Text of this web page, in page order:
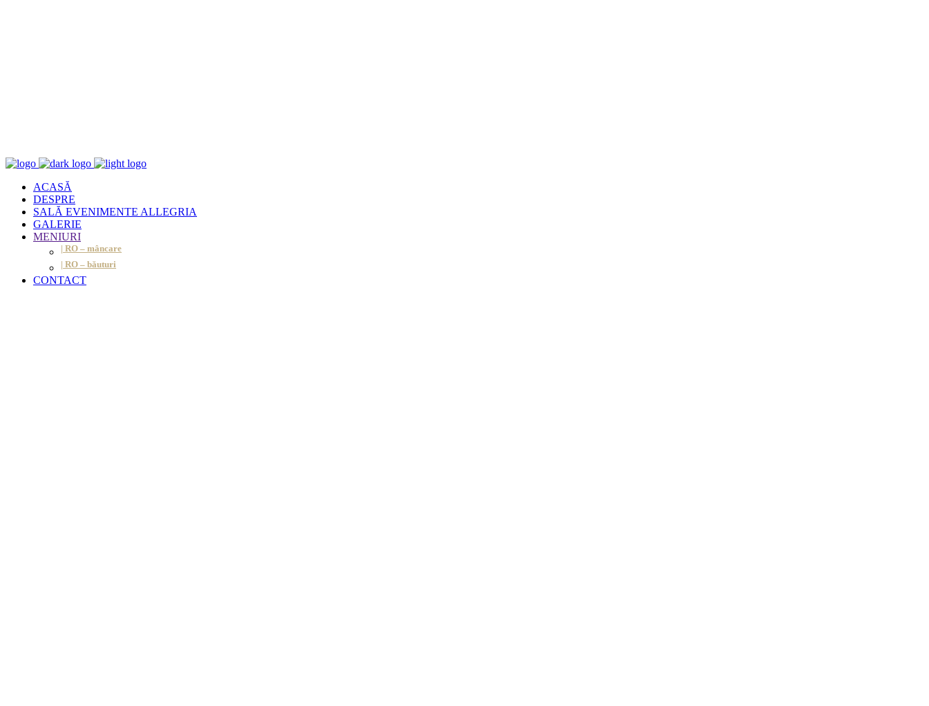
ACASĂ
DESPRE
SALĂ EVENIMENTE ALLEGRIA
GALERIE
MENIURI
| RO – mâncare
| RO – băuturi
CONTACT